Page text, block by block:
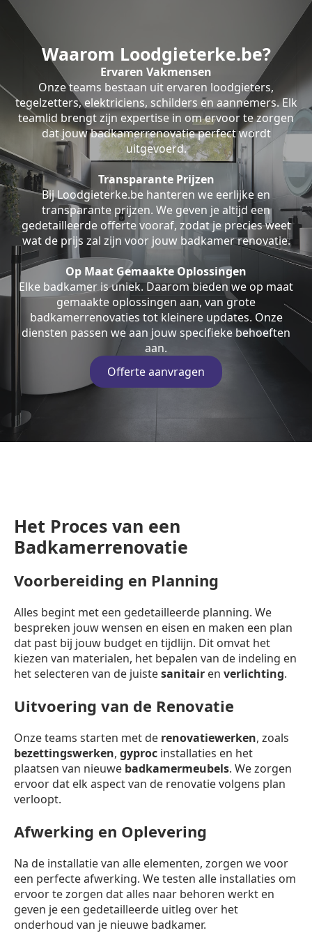
Waarom Loodgieterke.be?
Ervaren Vakmensen
Onze teams bestaan uit ervaren loodgieters,
tegelzetters, elektriciens, schilders en aannemers. Elk
teamlid brengt zijn expertise in om ervoor te zorgen
dat jouw badkamerrenovatie perfect wordt
uitgevoerd.
Transparante Prijzen
Bij Loodgieterke.be hanteren we eerlijke en
transparante prijzen. We geven je altijd een
gedetailleerde offerte vooraf, zodat je precies weet
wat de prijs zal zijn voor jouw badkamer renovatie.
Op Maat Gemaakte Oplossingen
Elke badkamer is uniek. Daarom bieden we op maat
gemaakte oplossingen aan, van grote
badkamerrenovaties tot kleinere updates. Onze
diensten passen we aan jouw specifieke behoeften
aan.
Offerte aanvragen
Het Proces van een
Badkamerrenovatie
Voorbereiding en Planning
Alles begint met een gedetailleerde planning. We
bespreken jouw wensen en eisen en maken een plan
dat past bij jouw budget en tijdlijn. Dit omvat het
kiezen van materialen, het bepalen van de indeling en
het selecteren van de juistesanitair en verlichting.
Uitvoering van de Renovatie
Onze teams starten met de renovatiewerken, zoals
bezettingswerken, gyproc installaties en het
plaatsen van nieuwe badkamermeubels. We zorgen
ervoor dat elk aspect van de renovatie volgens plan
verloopt.
Afwerking en Oplevering
Na de installatie van alle elementen, zorgen we voor
een perfecte afwerking. We testen alle installaties om
ervoor te zorgen dat alles naar behoren werkt en
geven je een gedetailleerde uitleg over het
onderhoud van je nieuwe badkamer.